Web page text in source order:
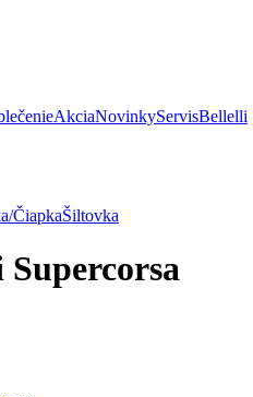
AkciaNovinkyServisBellelli
ČiapkaŠiltovka